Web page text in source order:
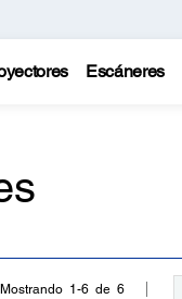
Escáneres
Mostrando 1-6 de 6